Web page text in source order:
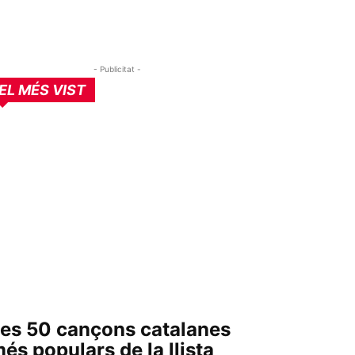
- Publicitat -
MÉS VIST
50 cançons catalanes
populars de la llista